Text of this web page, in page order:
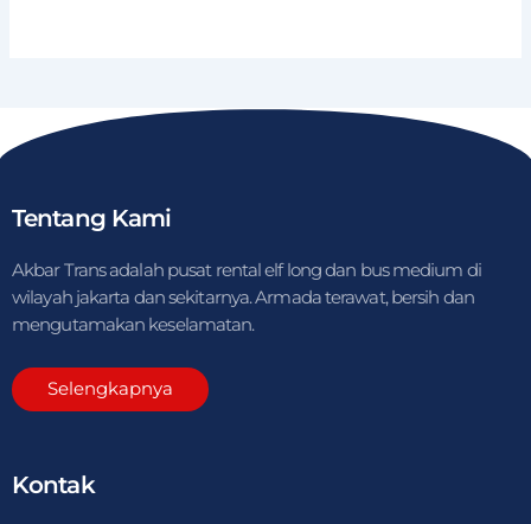
Tentang Kami
Akbar Trans adalah pusat rental elf long dan bus medium di
wilayah jakarta dan sekitarnya. Armada terawat, bersih dan
mengutamakan keselamatan.
Selengkapnya
Kontak